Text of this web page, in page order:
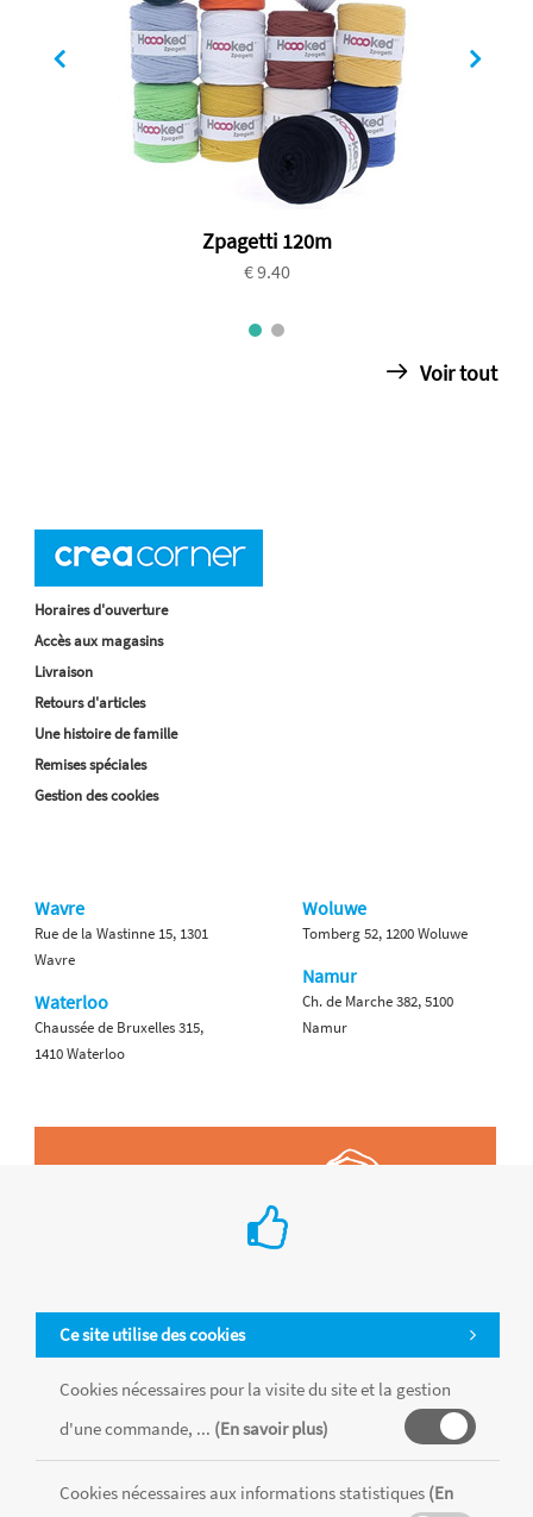
Zpagetti 120m
€ 9.40
Voir tout
Ce site utilise des cookies
Cookies nécessaires pour la visite du site et la gestion
d'une commande, ... (En savoir plus)
Cookies nécessaires aux informations statistiques (En
Horaires d'ouverture
Accès aux magasins
Livraison
Retours d'articles
Une histoire de famille
Remises spéciales
Gestion des cookies
Wavre
Rue de la Wastinne 15, 1301
Wavre
Waterloo
Chaussée de Bruxelles 315,
1410 Waterloo
Woluwe
Tomberg 52, 1200 Woluwe
Namur
Ch. de Marche 382, 5100
Namur